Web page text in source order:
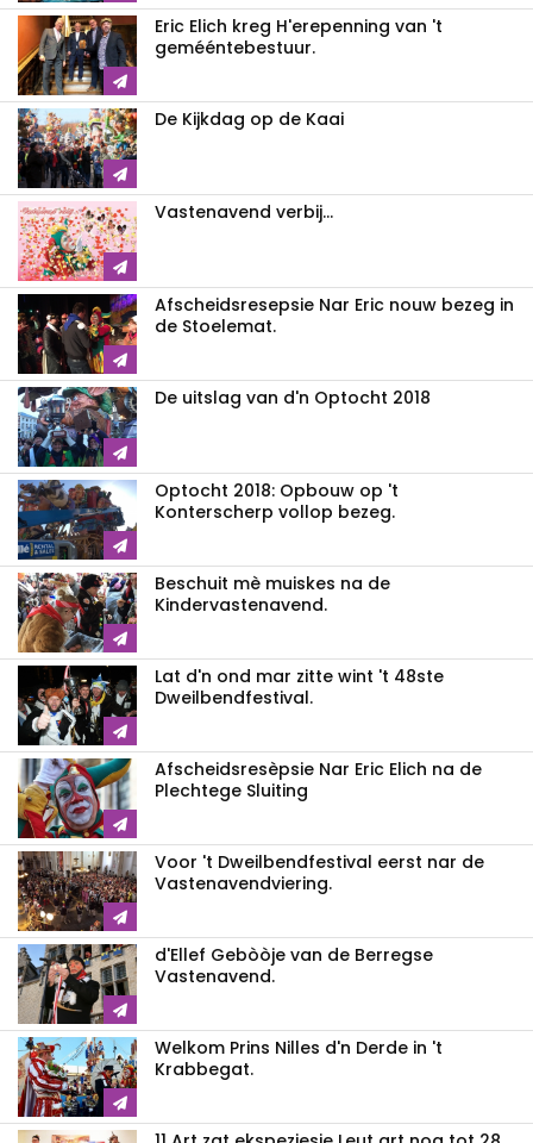
Eric Elich kreg H'erepenning van 't
gemééntebestuur.
De Kijkdag op de Kaai
Vastenavend verbij...
Afscheidsresepsie Nar Eric nouw bezeg in
de Stoelemat.
De uitslag van d'n Optocht 2018
Optocht 2018: Opbouw op 't
Konterscherp vollop bezeg.
Beschuit mè muiskes na de
Kindervastenavend.
Lat d'n ond mar zitte wint 't 48ste
Dweilbendfestival.
Afscheidsresèpsie Nar Eric Elich na de
Plechtege Sluiting
Voor 't Dweilbendfestival eerst nar de
Vastenavendviering.
d'Ellef Gebòòje van de Berregse
Vastenavend.
Welkom Prins Nilles d'n Derde in 't
Krabbegat.